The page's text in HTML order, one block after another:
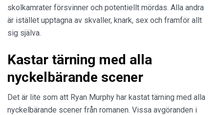
skolkamrater försvinner och potentiellt mördas. Alla andra
är istället upptagna av skvaller, knark, sex och framför allt
sig själva.
Kastar tärning med alla
nyckelbärande scener
Det är lite som att Ryan Murphy har kastat tärning med alla
nyckelbärande scener från romanen. Vissa avgöranden i